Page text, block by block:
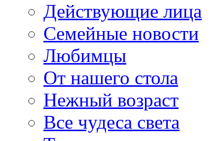
Действующие лица
Семейные новости
Любимцы
От нашего стола
Нежный возраст
Все чудеса света